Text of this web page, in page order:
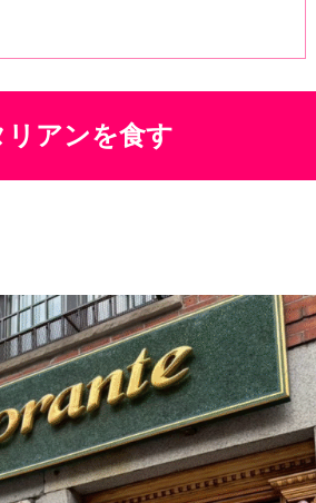
アンを食す